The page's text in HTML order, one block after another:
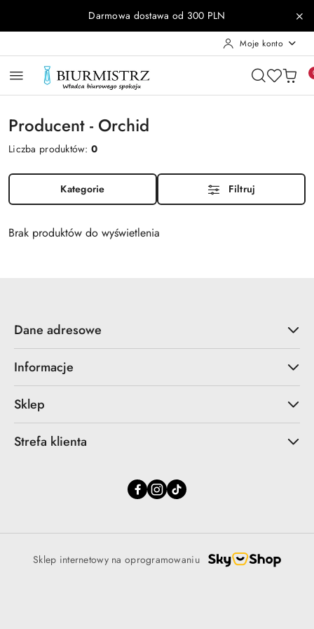
Przejdź do treści głównej
Przejdź do wyszukiwarki
Przejdź do moje konto
Przejdź do menu głównego
Przejdź do stopkiDarmowa dostawa od 300 PLN
Moje konto
Producent - Orchid
Liczba produktów:0
Kategorie Filtruj
Brak produktów do wyświetlenia
Dane adresowe
Informacje
Sklep
Strefa klienta
Sklep internetowy na oprogramowaniu